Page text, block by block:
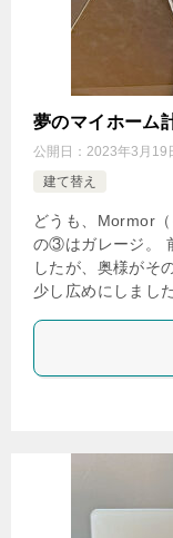
夢のマイホーム
公開日： 2023年3月19
建て替え
どうも、Mormor
の③はガレージ。
したが、奥様がそ
少し広めにしま